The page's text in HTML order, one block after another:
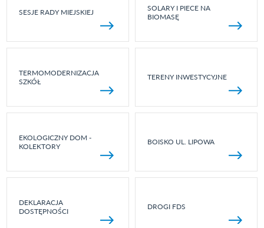
SESJE RADY MIEJSKIEJ
SOLARY I PIECE NA
BIOMASĘ
TERMOMODERNIZACJA
SZKÓŁ
TERENY INWESTYCYJNE
EKOLOGICZNY DOM -
KOLEKTORY
BOISKO UL. LIPOWA
DEKLARACJA
DOSTĘPNOŚCI
DROGI FDS